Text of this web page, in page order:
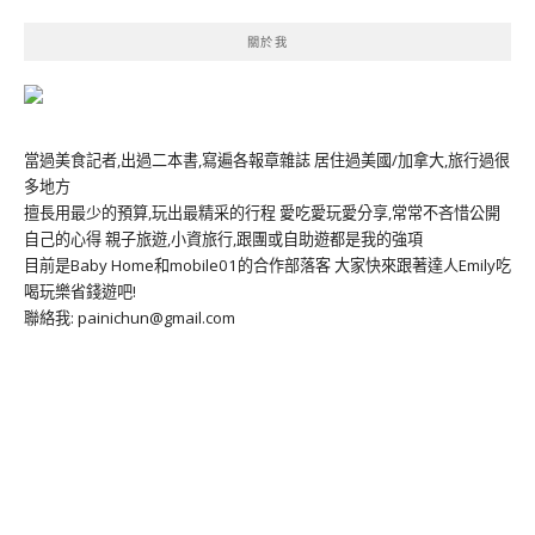
關於我
當過美食記者,出過二本書,寫遍各報章雜誌 居住過美國/加拿大,旅行過很
多地方
擅長用最少的預算,玩出最精采的行程 愛吃愛玩愛分享,常常不吝惜公開
自己的心得 親子旅遊,小資旅行,跟團或自助遊都是我的強項
目前是Baby Home和mobile01的合作部落客 大家快來跟著達人Emily吃
喝玩樂省錢遊吧!
聯絡我: painichun@gmail.com